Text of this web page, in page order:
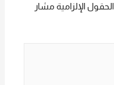
الحقول الإلزامية مشار